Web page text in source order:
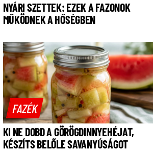
NYÁRI SZETTEK: EZEK A FAZONOK
MŰKÖDNEK A HŐSÉGBEN
FAZÉK
KI NE DOBD A GÖRÖGDINNYEHÉJAT,
KÉSZÍTS BELŐLE SAVANYÚSÁGOT